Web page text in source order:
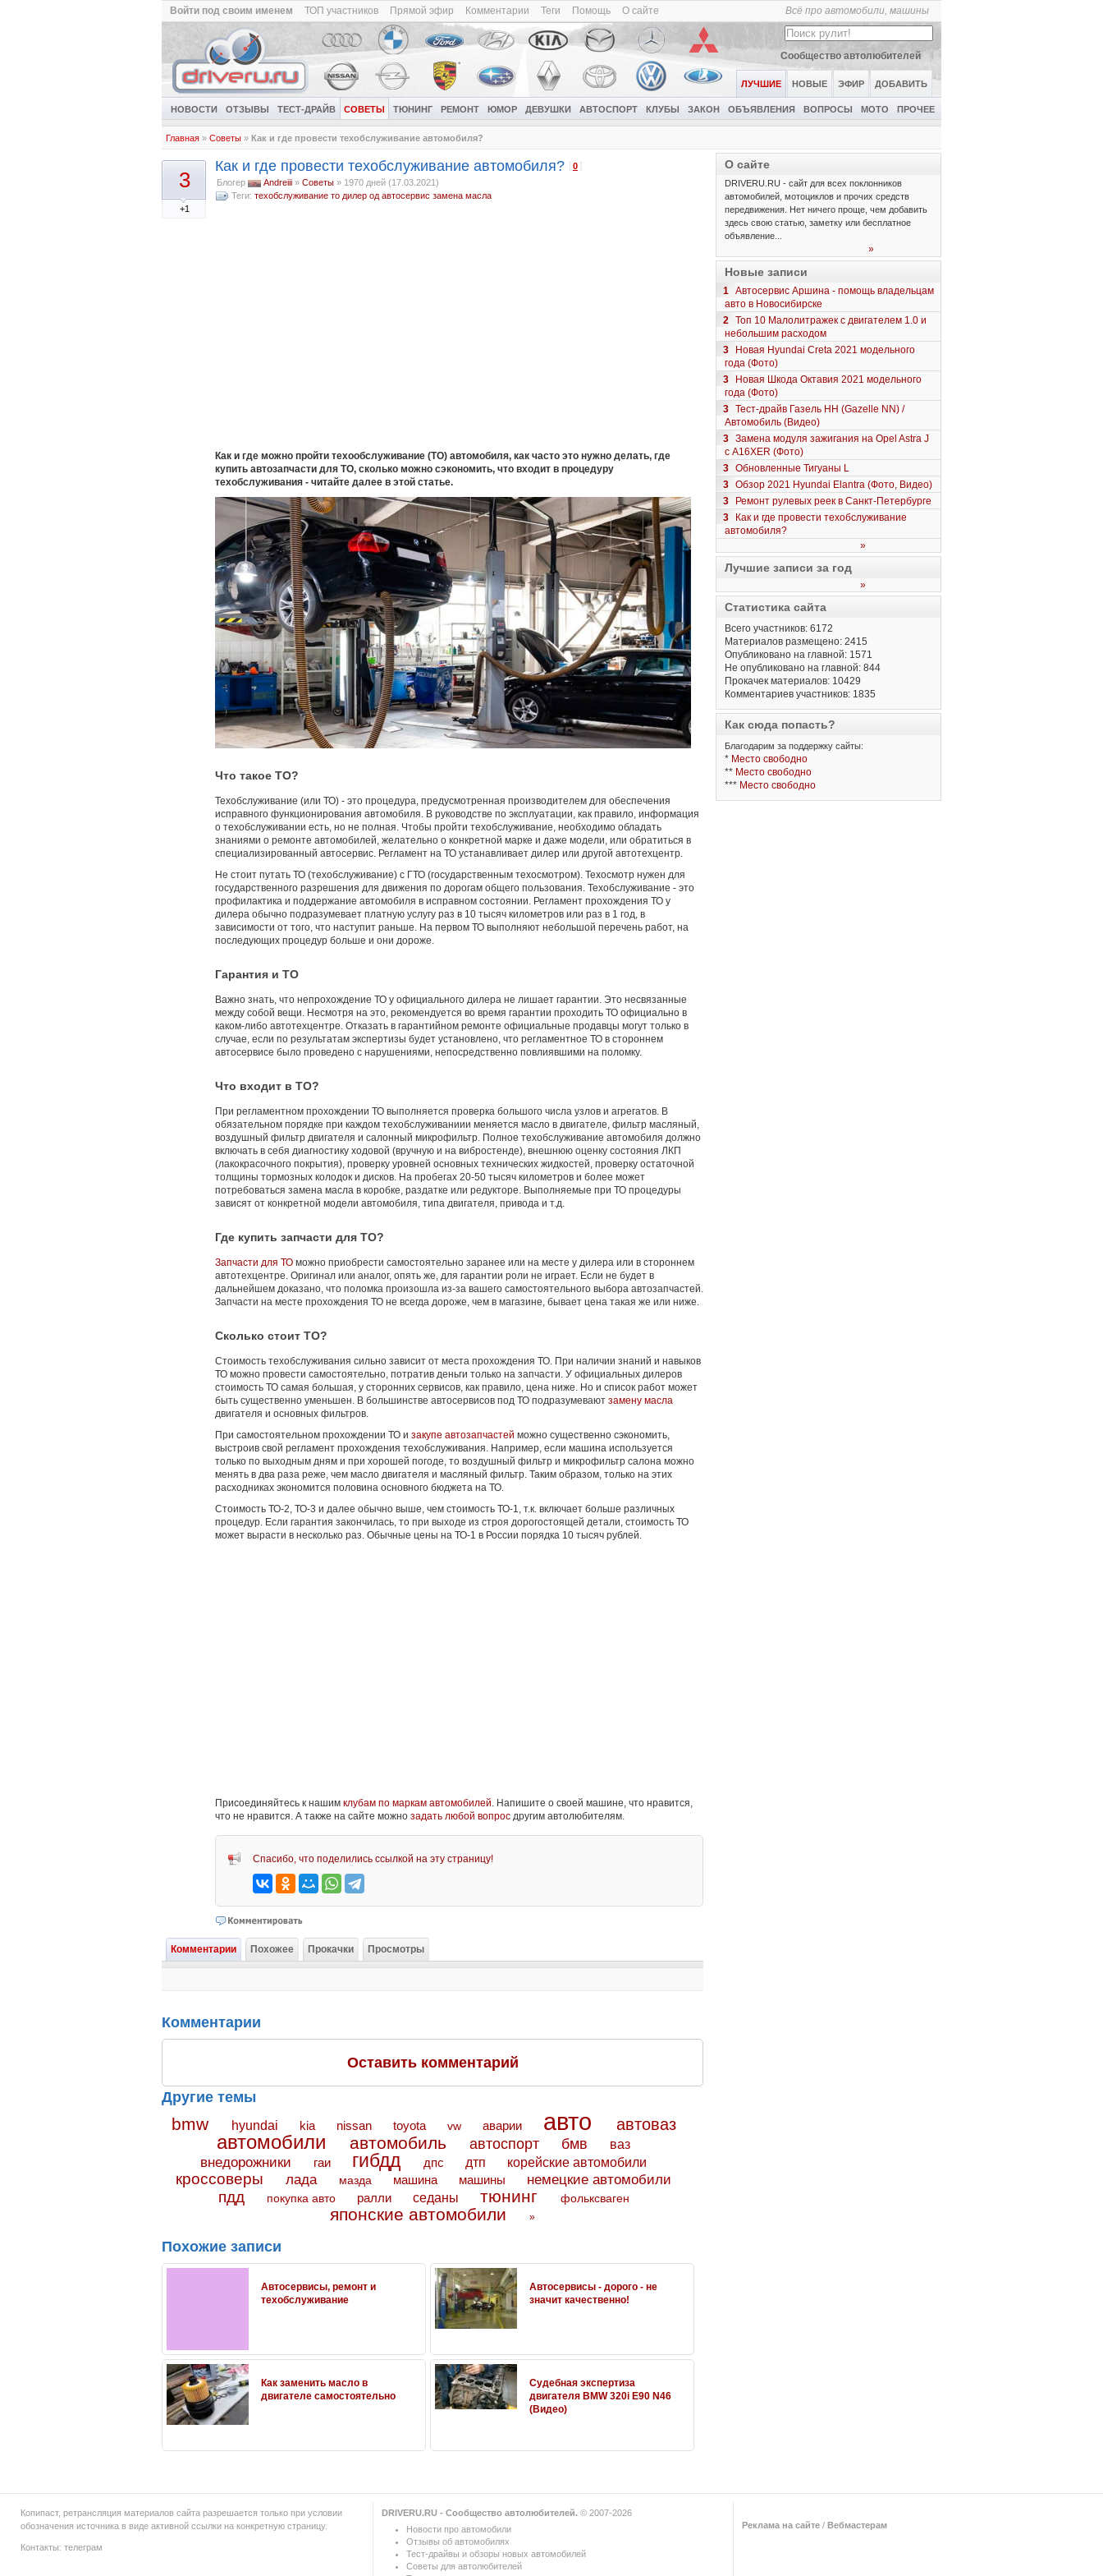
Всё про автомобили, машины
Войти под своим именем ТОП участников Прямой эфир Комментарии Теги Помощь О сайте
Сообщество автолюбителей
ЛУЧШИЕ НОВЫЕ ЭФИР ДОБАВИТЬ
НОВОСТИ ОТЗЫВЫ ТЕСТ-ДРАЙВ СОВЕТЫ ТЮНИНГ РЕМОНТ ЮМОР ДЕВУШКИ АВТОСПОРТ КЛУБЫ ЗАКОН ОБЪЯВЛЕНИЯ ВОПРОСЫ МОТО ПРОЧЕЕ
Главная » Советы » Как и где провести техобслуживание автомобиля?
3
+1
Как и где провести техобслуживание автомобиля? [0
Блогер Andreiii » Советы » 1970 дней (17.03.2021)
Теги: техобслуживание то дилер од автосервис замена масла
Как и где можно пройти техообслуживание (ТО) автомобиля, как часто это нужно делать, где
купить автозапчасти для ТО, сколько можно сэкономить, что входит в процедуру
техобслуживания - читайте далее в этой статье.
Что такое ТО?
Техобслуживание (или ТО) - это процедура, предусмотренная производителем для обеспечения
исправного функционирования автомобиля. В руководстве по эксплуатации, как правило, информация
о техобслуживании есть, но не полная. Чтобы пройти техобслуживание, необходимо обладать
знаниями о ремонте автомобилей, желательно о конкретной марке и даже модели, или обратиться в
специализированный автосервис. Регламент на ТО устанавливает дилер или другой автотехцентр.
Не стоит путать ТО (техобслуживание) с ГТО (государственным техосмотром). Техосмотр нужен для
государственного разрешения для движения по дорогам общего пользования. Техобслуживание - это
профилактика и поддержание автомобиля в исправном состоянии. Регламент прохождения ТО у
дилера обычно подразумевает платную услугу раз в 10 тысяч километров или раз в 1 год, в
зависимости от того, что наступит раньше. На первом ТО выполняют небольшой перечень работ, на
последующих процедур больше и они дороже.
Гарантия и ТО
Важно знать, что непрохождение ТО у официального дилера не лишает гарантии. Это несвязанные
между собой вещи. Несмотря на это, рекомендуется во время гарантии проходить ТО официально в
каком-либо автотехцентре. Отказать в гарантийном ремонте официальные продавцы могут только в
случае, если по результатам экспертизы будет установлено, что регламентное ТО в стороннем
автосервисе было проведено с нарушениями, непосредственно повлиявшими на поломку.
Что входит в ТО?
При регламентном прохождении ТО выполняется проверка большого числа узлов и агрегатов. В
обязательном порядке при каждом техобслуживаниии меняется масло в двигателе, фильтр масляный,
воздушный фильтр двигателя и салонный микрофильтр. Полное техобслуживание автомобиля должно
включать в себя диагностику ходовой (вручную и на вибростенде), внешнюю оценку состояния ЛКП
(лакокрасочного покрытия), проверку уровней основных технических жидкостей, проверку остаточной
толщины тормозных колодок и дисков. На пробегах 20-50 тысяч километров и более может
потребоваться замена масла в коробке, раздатке или редукторе. Выполняемые при ТО процедуры
зависят от конкретной модели автомобиля, типа двигателя, привода и т.д.
Где купить запчасти для ТО?
Запчасти для ТО можно приобрести самостоятельно заранее или на месте у дилера или в стороннем
автотехцентре. Оригинал или аналог, опять же, для гарантии роли не играет. Если не будет в
дальнейшем доказано, что поломка произошла из-за вашего самостоятельного выбора автозапчастей.
Запчасти на месте прохождения ТО не всегда дороже, чем в магазине, бывает цена такая же или ниже.
Сколько стоит ТО?
Стоимость техобслуживания сильно зависит от места прохождения ТО. При наличии знаний и навыков
ТО можно провести самостоятельно, потратив деньги только на запчасти. У официальных дилеров
стоимость ТО самая большая, у сторонних сервисов, как правило, цена ниже. Но и список работ может
быть существенно уменьшен. В большинстве автосервисов под ТО подразумевают замену масла
двигателя и основных фильтров.
При самостоятельном прохождении ТО и закупе автозапчастей можно существенно сэкономить,
выстроив свой регламент прохождения техобслуживания. Например, если машина используется
только по выходным дням и при хорошей погоде, то воздушный фильтр и микрофильтр салона можно
менять в два раза реже, чем масло двигателя и масляный фильтр. Таким образом, только на этих
расходниках экономится половина основного бюджета на ТО.
Стоимость ТО-2, ТО-3 и далее обычно выше, чем стоимость ТО-1, т.к. включает больше различных
процедур. Если гарантия закончилась, то при выходе из строя дорогостоящей детали, стоимость ТО
может вырасти в несколько раз. Обычные цены на ТО-1 в России порядка 10 тысяч рублей.
Присоединяйтесь к нашим клубам по маркам автомобилей. Напишите о своей машине, что нравится,
что не нравится. А также на сайте можно задать любой вопрос другим автолюбителям.
Спасибо, что поделились ссылкой на эту страницу!
Комментарии Похожее Прокачки Просмотры
Комментарии
Оставить комментарий
Другие темы
bmw hyundai kia nissan toyota vw аварии авто автоваз
автомобили автомобиль автоспорт бмв ваз
внедорожники гаи гибдд дпс дтп корейские автомобили
кроссоверы лада мазда машина машины немецкие автомобили
пдд покупка авто ралли седаны тюнинг фольксваген
японские автомобили »
Похожие записи
Автосервисы, ремонт и
техобслуживание
Автосервисы - дорого - не
значит качественно!
Как заменить масло в
двигателе самостоятельно
Судебная экспертиза
двигателя BMW 320i E90 N46
(Видео)
О сайте
DRIVERU.RU - сайт для всех поклонников
автомобилей, мотоциклов и прочих средств
передвижения. Нет ничего проще, чем добавить
здесь свою статью, заметку или бесплатное
объявление...
»
Новые записи
1 Автосервис Аршина - помощь владельцам
авто в Новосибирске
2 Топ 10 Малолитражек с двигателем 1.0 и
небольшим расходом
3
Новая Hyundai Creta 2021 модельного
года (Фото)
3
Новая Шкода Октавия 2021 модельного
года (Фото)
3 Тест-драйв Газель НН (Gazelle NN) /
Автомобиль (Видео)
3 Замена модуля зажигания на Opel Astra J
с A16XER (Фото)
3 Обновленные Тигуаны L
3 Обзор 2021 Hyundai Elantra (Фото, Видео)
3
Ремонт рулевых реек в Санкт-Петербурге
3
Как и где провести техобслуживание
автомобиля?
»
Лучшие записи за год
»
Статистика сайта
Всего участников: 6172
Материалов размещено: 2415
Опубликовано на главной: 1571
Не опубликовано на главной: 844
Прокачек материалов: 10429
Комментариев участников: 1835
Как сюда попасть?
Благодарим за поддержку сайты:
* Место свободно
** Место свободно
*** Место свободно
Копипаст, ретрансляция материалов сайта разрешается только при условии
обозначения источника в виде активной ссылки на конкретную страницу.
Контакты: телеграм
DRIVERU.RU - Сообщество автолюбителей.© 2007-2026
Новости про автомобили
Отзывы об автомобилях
Тест-драйвы и обзоры новых автомобилей
Советы для автолюбителей
Реклама на сайте /Вебмастерам